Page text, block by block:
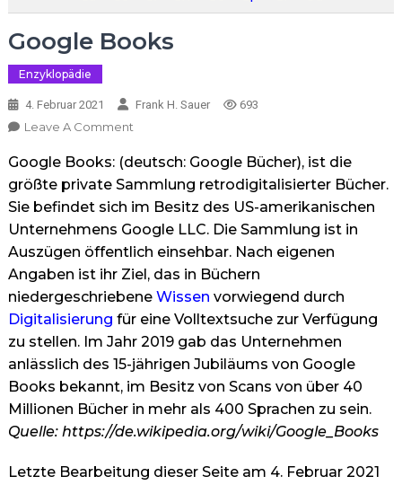
Google Books
Enzyklopädie
4. Februar 2021 Frank H. Sauer 693
Leave A CommentOn
Books
Google Books: (deutsch: Google Bücher), ist die
größte private Sammlung retrodigitalisierter Bücher.
Sie befindet sich im Besitz des US-amerikanischen
Unternehmens Google LLC. Die Sammlung ist in
Auszügen öffentlich einsehbar. Nach eigenen
Angaben ist ihr Ziel, das in Büchern
niedergeschriebene Wissen vorwiegend durch
Digitalisierung für eine Volltextsuche zur Verfügung
zu stellen. Im Jahr 2019 gab das Unternehmen
anlässlich des 15-jährigen Jubiläums von Google
Books bekannt, im Besitz von Scans von über 40
Millionen Bücher in mehr als 400 Sprachen zu sein.
Quelle: https://de.wikipedia.org/wiki/Google_Books
Letzte Bearbeitung dieser Seite am 4. Februar 2021